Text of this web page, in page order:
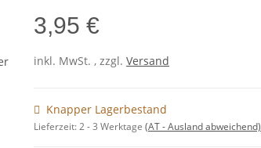
3,95 €
inkl. MwSt. , zzgl. Versand
Knapper Lagerbestand
Lieferzeit:2 - 3 Werktage (AT - Ausland abweichend)